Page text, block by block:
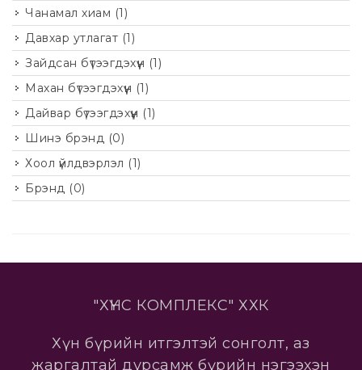
Чанамал хиам (1)
Давхар утлагат (1)
Зайдсан бүтээгдэхүүн (1)
Махан бүтээгдэхүүн (1)
Дайвар бүтээгдэхүүн (1)
Шинэ брэнд (0)
Хоол үйлдвэрлэл (1)
Брэнд (0)
"ХҮНС КОМПЛЕКС" ХХК
Хүн бүрийн итгэлтэй сонголт, аз
жаргалтай дурсамж бүрийн нэгээхэн